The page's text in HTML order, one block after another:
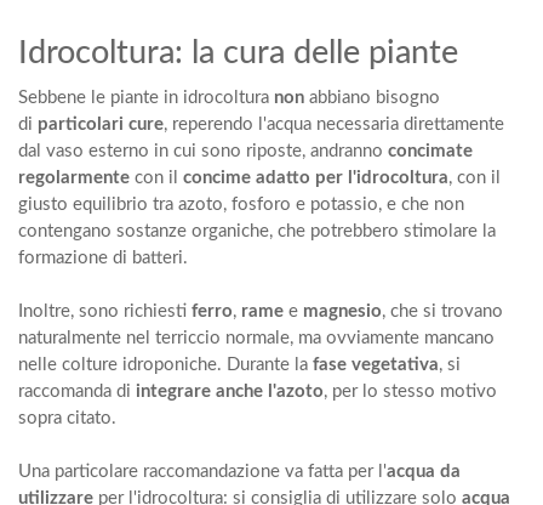
Idrocoltura: la cura delle piante
Sebbene le piante in idrocoltura non abbiano bisogno
di particolari cure, reperendo l'acqua necessaria direttamente
dal vaso esterno in cui sono riposte, andranno concimate
regolarmente con il concime adatto per l'idrocoltura, con il
giusto equilibrio tra azoto, fosforo e potassio, e che non
contengano sostanze organiche, che potrebbero stimolare la
formazione di batteri.
Inoltre, sono richiesti ferro, rame e magnesio, che si trovano
naturalmente nel terriccio normale, ma ovviamente mancano
nelle colture idroponiche. Durante la fase vegetativa, si
raccomanda di integrare anche l'azoto, per lo stesso motivo
sopra citato.
Una particolare raccomandazione va fatta per l'acqua da
utilizzare per l'idrocoltura: si consiglia di utilizzare solo acqua